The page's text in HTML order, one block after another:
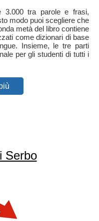
3.000 tra parole e frasi,
modo puoi scegliere che
metà del libro contiene
come dizionari di base
Insieme, le tre parti
per gli studenti di tutti i
Serbo